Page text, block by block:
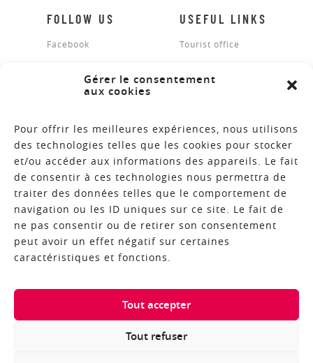
Gérer le consentement
aux cookies
Pour offrir les meilleures expériences, nous utilisons
des technologies telles que les cookies pour stocker
et/ou accéder aux informations des appareils. Le fait
de consentir à ces technologies nous permettra de
traiter des données telles que le comportement de
navigation ou les ID uniques sur ce site. Le fait de
ne pas consentir ou de retirer son consentement
peut avoir un effet négatif sur certaines
caractéristiques et fonctions.
Tout accepter
Tout refuser
FOLLOW US
Facebook
USEFUL LINKS
Tourist office
INFORMATION GUIDES
NEWSLETTER
COPYRIGHT © 2018 - MADE BY ALTIMAX